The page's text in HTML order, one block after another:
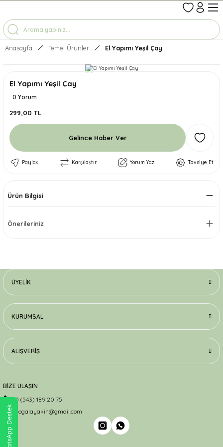
Anasayfa Temel Ürünler El Yapımı Yeşil Çay
El Yapımı Yeşil Çay
0 Yorum
299,00 TL
Gelince Haber Ver
Paylaş Karşılaştır Yorum Yaz Tavsiye Et
Ürün Bilgisi
Önerileriniz
ÜYELIK
KURUMSAL
ALIŞVERIŞ
BİZE ULAŞIN
0 (543) 189 20 75
dogalayakin@gmail.com
WhatsApp Destek